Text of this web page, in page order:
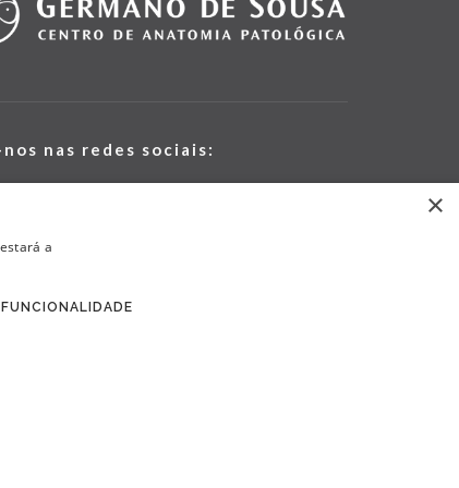
nos nas redes sociais:
×
a
FUNCIONALIDADE